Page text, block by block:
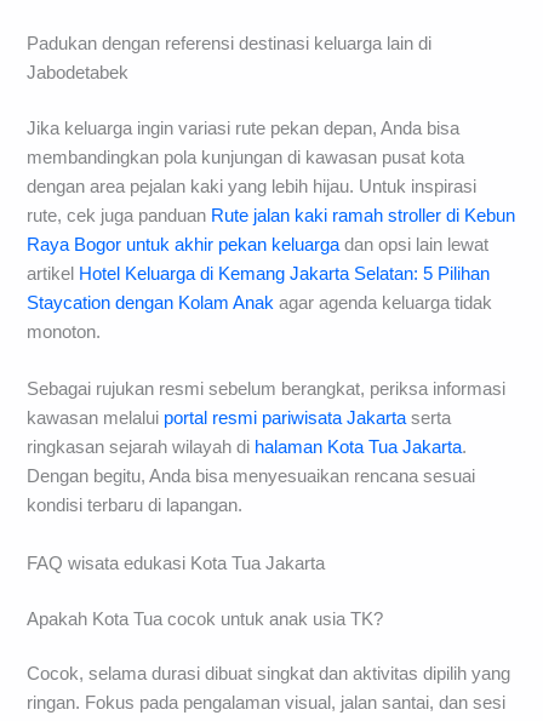
Padukan dengan referensi destinasi keluarga lain di
Jabodetabek
Jika keluarga ingin variasi rute pekan depan, Anda bisa
membandingkan pola kunjungan di kawasan pusat kota
dengan area pejalan kaki yang lebih hijau. Untuk inspirasi
rute, cek juga panduan Rute jalan kaki ramah stroller di Kebun
Raya Bogor untuk akhir pekan keluarga dan opsi lain lewat
artikel Hotel Keluarga di Kemang Jakarta Selatan: 5 Pilihan
Staycation dengan Kolam Anak agar agenda keluarga tidak
monoton.
Sebagai rujukan resmi sebelum berangkat, periksa informasi
kawasan melalui portal resmi pariwisata Jakartaserta
ringkasan sejarah wilayah di halaman Kota Tua Jakarta.
Dengan begitu, Anda bisa menyesuaikan rencana sesuai
kondisi terbaru di lapangan.
FAQ wisata edukasi Kota Tua Jakarta
Apakah Kota Tua cocok untuk anak usia TK?
Cocok, selama durasi dibuat singkat dan aktivitas dipilih yang
ringan. Fokus pada pengalaman visual, jalan santai, dan sesi